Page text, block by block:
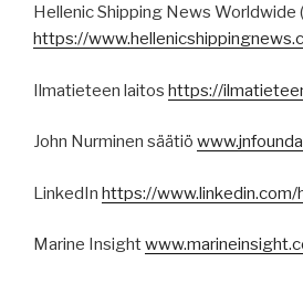
Hellenic Shipping News Worldwide
https://
Ilmatieteen laitos https://
John Nurminen säätiö
LinkedIn https://www.linkedin.com/
Marine Insight